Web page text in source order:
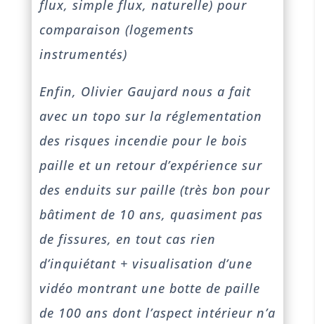
flux, simple flux, naturelle) pour
comparaison (logements
instrumentés)
Enfin, Olivier Gaujard nous a fait
avec un topo sur la réglementation
des risques incendie pour le bois
paille et un retour d’expérience sur
des enduits sur paille (très bon pour
bâtiment de 10 ans, quasiment pas
de fissures, en tout cas rien
d’inquiétant + visualisation d’une
vidéo montrant une botte de paille
de 100 ans dont l’aspect intérieur n’a